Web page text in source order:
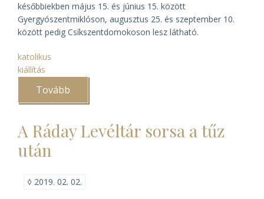
későbbiekben május 15. és június 15. között
Gyergyószentmiklóson, augusztus 25. és szeptember 10.
között pedig Csíkszentdomokoson lesz látható.
katolikus
kiállítás
Tovább
püspöknek)
A Ráday Levéltár sorsa a tűz
után
◊ 2019. 02. 02.